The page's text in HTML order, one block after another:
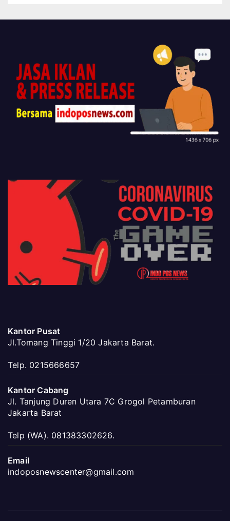
Kantor Pusat
Jl.Tomang Tinggi 1/20 Jakarta Barat.
Telp. 0215666657
Kantor Cabang
Jl. Tanjung Duren Utara 7C Grogol Petamburan
Jakarta Barat
Telp (WA). 081383302626.
Email
indoposnewscenter@gmail.com